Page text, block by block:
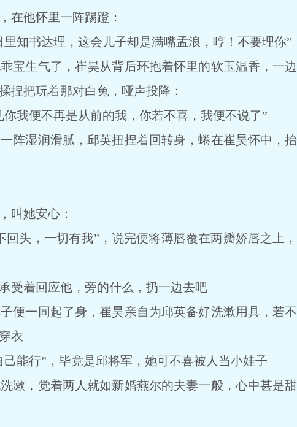
他怀里一阵踢蹬：
书达理，这会儿子却是满嘴孟浪，哼！不要理你”
生气了，崔昊从背后环抱着怀里的软玉温香，一边
捏把玩着那对白兔，哑声投降：
便不再是从前的我，你若不喜，我便不说了”
湿润滑腻，邱英扭捏着回转身，蜷在崔昊怀中，抬
她安心：
，一切有我”，说完便将薄唇覆在两瓣娇唇之上，
着回应他，旁的什么，扔一边去吧
一同起了身，崔昊亲自为邱英备好洗漱用具，若不
衣
行”，毕竟是邱将军，她可不喜被人当小娃子
，觉着两人就如新婚燕尔的夫妻一般，心中甚是甜